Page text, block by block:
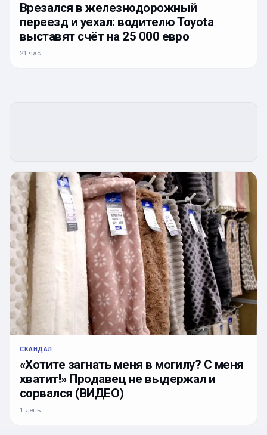
Врезался в железнодорожный
переезд и уехал: водителю Toyota
выставят счёт на 25 000 евро
21 час
СКАНДАЛ
«Хотите загнать меня в могилу? С меня
хватит!» Продавец не выдержал и
сорвался (ВИДЕО)
1 день